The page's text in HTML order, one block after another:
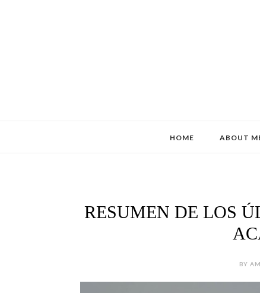
HOME ABOUT
RESUMEN DE LOS
BY